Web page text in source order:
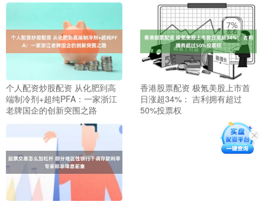
个人配资炒股配资 从化肥到高
端制冷剂+超纯PFA：一家浙江
老牌国企的创新突围之路
香港股票配资 极氪美股上市首
日涨超34%： 吉利拥有超过
50%投票权